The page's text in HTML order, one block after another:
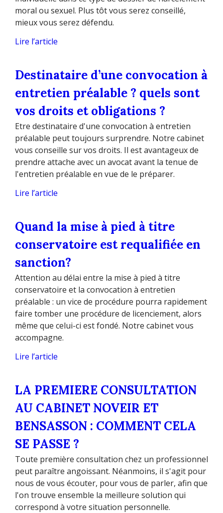
moral ou sexuel. Plus tôt vous serez conseillé,
mieux vous serez défendu.
Lire l’article
Destinataire d’une convocation à
entretien préalable ? quels sont
vos droits et obligations ?
Etre destinataire d'une convocation à entretien
préalable peut toujours surprendre. Notre cabinet
vous conseille sur vos droits. Il est avantageux de
prendre attache avec un avocat avant la tenue de
l'entretien préalable en vue de le préparer.
Lire l’article
Quand la mise à pied à titre
conservatoire est requalifiée en
sanction?
Attention au délai entre la mise à pied à titre
conservatoire et la convocation à entretien
préalable : un vice de procédure pourra rapidement
faire tomber une procédure de licenciement, alors
même que celui-ci est fondé. Notre cabinet vous
accompagne.
Lire l’article
LA PREMIERE CONSULTATION
AU CABINET NOVEIR ET
BENSASSON : COMMENT CELA
SE PASSE ?
Toute première consultation chez un professionnel
peut paraître angoissant. Néanmoins, il s'agit pour
nous de vous écouter, pour vous de parler, afin que
l'on trouve ensemble la meilleure solution qui
correspond à votre situation personnelle.